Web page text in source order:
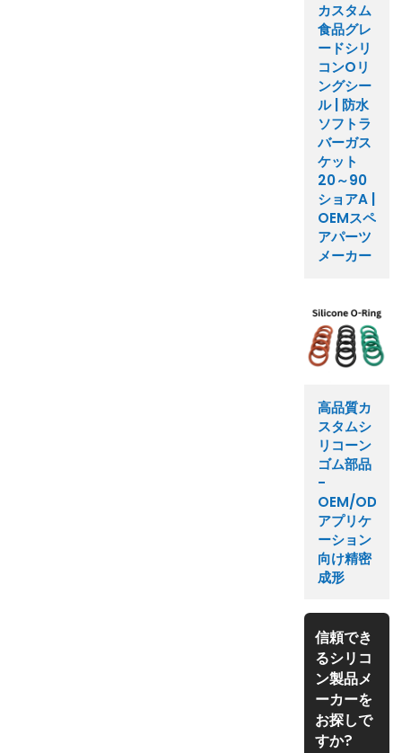
カスタム
食品グレ
ードシリ
コンOリ
ングシー
ル | 防水
ソフトラ
バーガス
ケット
20～90
ショアA |
OEMスペ
アパーツ
メーカー
高品質カ
スタムシ
リコーン
ゴム部品
-
OEM/ODM
アプリケ
ーション
向け精密
成形
信頼でき
るシリコ
ン製品メ
ーカーを
お探しで
すか?